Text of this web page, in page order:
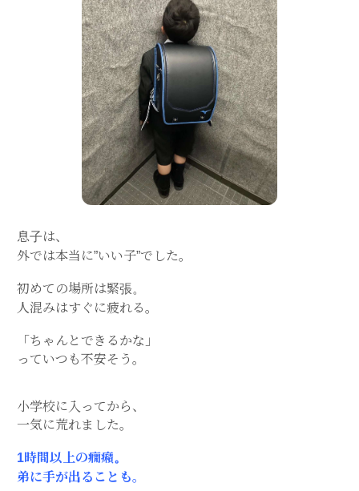
息子は、
外では本当に”いい子”でした。
初めての場所は緊張。
人混みはすぐに疲れる。
「ちゃんとできるかな」
っていつも不安そう。
小学校に入ってから、
一気に荒れました。
1時間以上の癇癪。
弟に手が出ることも。